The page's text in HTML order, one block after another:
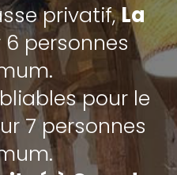
privatif,La
personnes
pour le
7 personnes